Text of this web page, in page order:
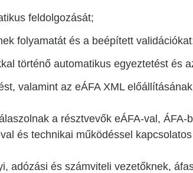
feldolgozását;
folyamatát és a beépített
történő automatikus egyeztetést és
valamint az eÁFA XML
a résztvevők eÁFA-val, ÁFA-
és technikai működéssel
adózási és számviteli vezetőknek,